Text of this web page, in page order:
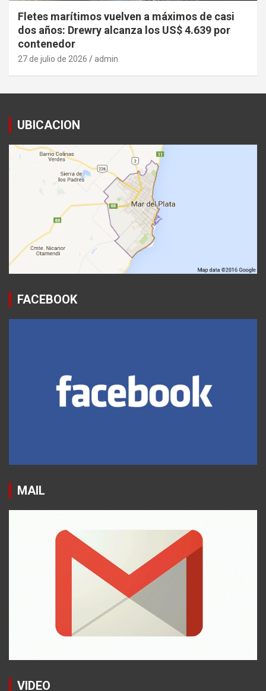
Fletes marítimos vuelven a máximos de casi
dos años: Drewry alcanza los US$ 4.639 por
contenedor
27 de julio de 2026 admin
UBICACION
FACEBOOK
MAIL
VIDEO